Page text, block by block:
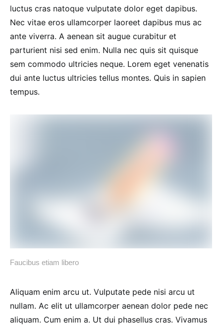
luctus cras natoque vulputate dolor eget dapibus.
Nec vitae eros ullamcorper laoreet dapibus mus ac
ante viverra. A aenean sit augue curabitur et
parturient nisi sed enim. Nulla nec quis sit quisque
sem commodo ultricies neque. Lorem eget venenatis
dui ante luctus ultricies tellus montes. Quis in sapien
tempus.
Faucibus etiam libero
Aliquam enim arcu ut. Vulputate pede nisi arcu ut
nullam. Ac elit ut ullamcorper aenean dolor pede nec
aliquam. Cum enim a. Ut dui phasellus cras. Vivamus